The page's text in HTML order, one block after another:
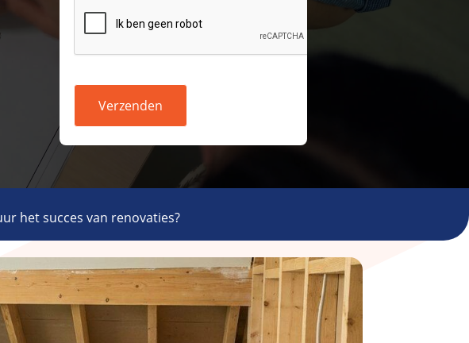
Verzenden
het succes van renovaties?